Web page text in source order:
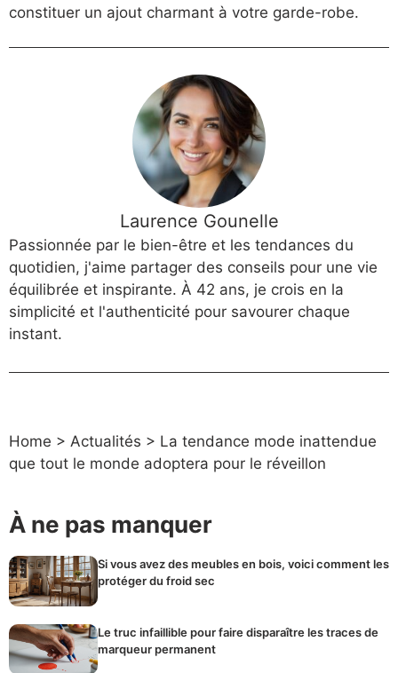
constituer un ajout charmant à votre garde-robe.
Laurence Gounelle
Passionnée par le bien-être et les tendances du
quotidien, j'aime partager des conseils pour une vie
équilibrée et inspirante. À 42 ans, je crois en la
simplicité et l'authenticité pour savourer chaque
instant.
Home > Actualités > La tendance mode inattendue
que tout le monde adoptera pour le réveillon
À ne pas manquer
Si vous avez des meubles en bois, voici comment les
protéger du froid sec
Le truc infaillible pour faire disparaître les traces de
marqueur permanent